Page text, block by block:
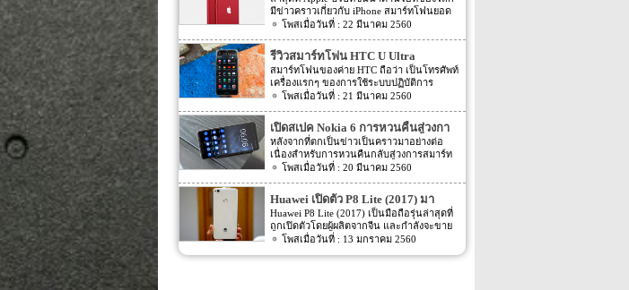
สนใจอีก Nubia M2 ใช้กล้องหน้าแบบคู่ที่มี
ความละเอียดสูงถึง 13MP มีรูรับแสง f 2.2
กล้องหน้าสำหรับการเซลฟี่มีความละเอียด
16MP พร้อมกับรูรับแสง f/2.0 กล้องหน้า
สามารถจับภาพได้กว้างถึง 80 องศา นั้นจะ
ทำให้การถ่ายรูปเซลฟี่ได้กว้างมากยิ่งขึ้น
หน้าจอเป็นแบบ AMOLED มีความละเอียดสูง
ถึง 1080p ขนาด 5.5 นิ้ว ระบบประมวลผล
การทำงานจะเป็นชิปเซ็ต Snapdragon 625
เป็นชิปประมวลผลของ Qualcomm ใช้ RAM
4GB หน่วยความจำมีให้เลือกอยู่ 2 ขนาด คือ
[…]
มีข่าวคราวเกี่ยวกับ iPhone สมาร์ทโฟนยอด
ฮิตในประเทศไทยและทั่วโลก และในช่วงที่
อาจจะพลาดโอกาสได้สัมผัสเทคโนโลยีอัน
ทันสมัยในคราวนั้น แต่ก็ถือว่า เป็นความโชค
ดีที่คุณกำลังจะได้สัมผัสกับ iPhone 7 ที่มา
พร้อมการออกแบบสีของบอดี้ด้วยสีแดงอัน
ร้อนแรง เร้าใจแบบสุดๆ ทำให้สาวกของ
Apple กระเป๋าสั่นกันเลยทีเดียว การออกแบบ
iPhone 7 สีแดง ได้แรงบันดาลใจมาจากการ
กุศลของ iGadget ซึ่งปกติแล้ว การปรับแต่ง
Apple จะให้บริษัทข้างนอกช่วยในการปรับ
แต่งให้ แต่บอดี้นี้สีนี้ Apple ลงแรงปรับแต่งเอง
สีแดงอันร้อนแรง Apple จะจับความร้อนแรง
ลงไปใน iPhone 7 และ iPhone 7 Plus ทาง
บริษัท Apple ได้กำหนดวันจำหน่ายในวันศุกร์
ที่ 24 มีนาคม 2560 ที่จะถึงนี้ เวลาในการเปิด
ขายเป็นเวลาช่วงเช้าประมาณ 8.01 น. (เป็น
เวลาในฝั่งประเทศแถบแปซิฟิก) การเปิดตัว
22 มีนาคม 2560
รีวิวสมาร์ทโฟน HTC U Ultra
สมาร์ทโฟนของค่าย HTC ถือว่า เป็นโทรศัพท์
เครื่องแรกๆ ของการใช้ระบบปฏิบัติการ
Android หลายคนน่าจะจำได้ ในช่วงนั้นมี
Bird ที่ฮิตกันทั่วบ้านทั่วเมือง สมาร์ทโฟนหนึ่ง
ในที่สามารถเล่นเกมส์ Angry Bird นี้ได้ ก็คือ
สมาร์ทโฟนจากค่าย HTC หลังจากนั้น HTC
ก็ได้มีการพัฒนาสมาร์ทโฟนขึ้นมาอีก
มากมาย ล่าสุดได้เตรียมปล่อยรุ่นใหม่ อย่าง
HTC U Ultra HTC U Ultra มาพร้อมกับหน้า
จอ Super LCD5 มีขนาด 5.7 นิ้ว หน้าจอเป็น
แบบ Gorilla Glass 5 ซึ่งเป็นหน้าจอใหม่ที่
สามารถป้องกันรอยขีดข่วนได้ ความละเอียด
ของภาพสูงถึง 1,040 X 2,560 พิกเซล
(513ppi) ใช้ชิปประมวลผล Snapdragon 820
ที่มีความเร็วให้เลือกถึง 2 แบบ คือ 2.15GHz
21 มีนาคม 2560
เปิดสเปค Nokia 6 การหวนคืนสู่วงกา
รสมาร์ทโฟน
หลังจากที่ตกเป็นข่าวเป็นคราวมาอย่างต่อ
เนื่องสำหรับการหวนคืนกลับสู่วงการสมาร์ท
โฟน อย่างสมาร์ทโฟนในแบรนด์ Nokia ครั้ง
เอาสมาร์ทโฟนรุ่นนี้ไปทดสอบในห้องปฏิบัติ
การ Nokia 6 เปิดตัวรุ่นแรกภายใต้ชื่อรุ่น TA-
1000 ซึ่งจะมีความน่าสนใจทั้งในเรื่องของ
ซอฟต์แวร์และวัสดุอุปกรณ์ที่นำมาผลิตต่างๆ
Nokia 6 ไม่ได้เป็นสมาร์ทโฟนระดับสูง แต่จะ
เป็นสมาร์ทโฟนราคากลางๆ ที่เตรียมตัวจะมา
20 มีนาคม 2560
Huawei เปิดตัว P8 Lite (2017) มา
พร้อมหน้าจอ 1080p ชิพเซ็ท Kirin
655
Huawei P8 Lite (2017) เป็นมือถือรุ่นล่าสุดที่
ถูกเปิดตัวโดยผู้ผลิตจากจีน และกำลังจะขาย
ในตลาดยุโรปบางประเทศในเร็วๆ นี้ แต่การ
13 มกราคม 2560